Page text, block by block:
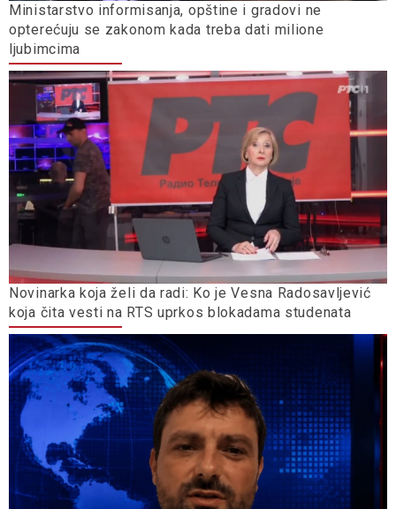
Ministarstvo informisanja, opštine i gradovi ne
opterećuju se zakonom kada treba dati milione
ljubimcima
Novinarka koja želi da radi: Ko je Vesna Radosavljević
koja čita vesti na RTS uprkos blokadama studenata